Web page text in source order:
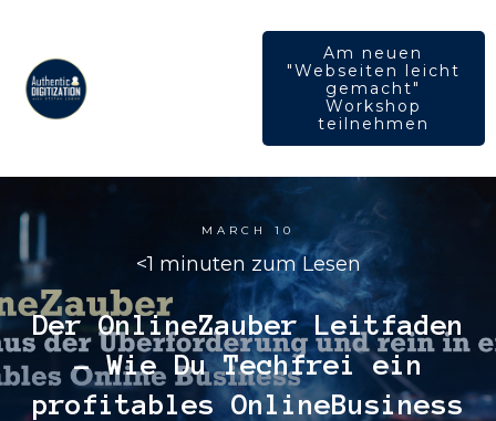
Am neuen
"Webseiten leicht
gemacht"
Workshop
teilnehmen
MARCH 10
<1 minuten zum Lesen
Der OnlineZauber Leitfaden
– Wie Du Techfrei ein
profitables OnlineBusiness